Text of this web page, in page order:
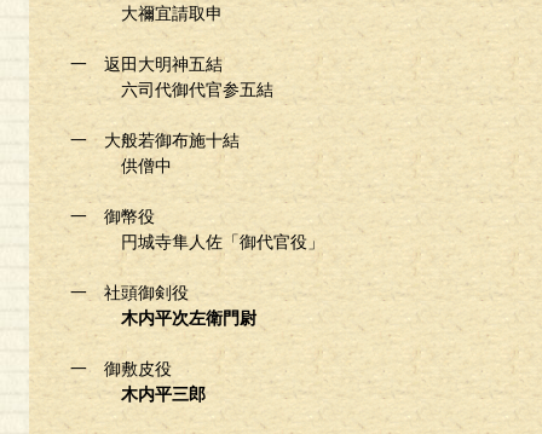
大禰宜請取申
一 返田大明神五結
六司代御代官参五結
一 大般若御布施十結
供僧中
一 御幣役
円城寺隼人佐「御代官役」
一 社頭御剣役
木内平次左衛門尉
一 御敷皮役
木内平三郎